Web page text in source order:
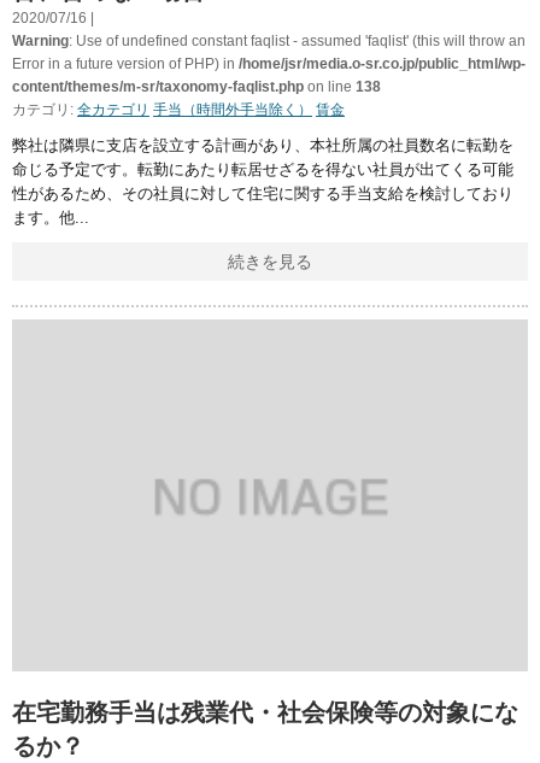
2020/07/16 |
Warning: Use of undefined constant faqlist - assumed 'faqlist' (this will throw an
Error in a future version of PHP) in /home/jsr/media.o-sr.co.jp/public_html/wp-
content/themes/m-sr/taxonomy-faqlist.php on line 138
カテゴリ: 全カテゴリ 手当（時間外手当除く） 賃金
弊社は隣県に支店を設立する計画があり、本社所属の社員数名に転勤を
命じる予定です。転勤にあたり転居せざるを得ない社員が出てくる可能
性があるため、その社員に対して住宅に関する手当支給を検討しており
ます。他
続きを見る
在宅勤務手当は残業代・社会保険等の対象にな
るか？